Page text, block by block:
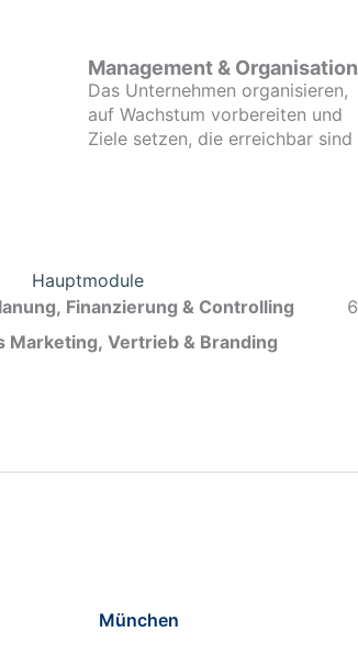
Management & Organisation
Das Unternehmen organisieren,
auf Wachstum vorbereiten und
Ziele setzen, die erreichbar sind
Hauptmodule
Finanzierung & Controlling
Marketing, Vertrieb & Branding
München